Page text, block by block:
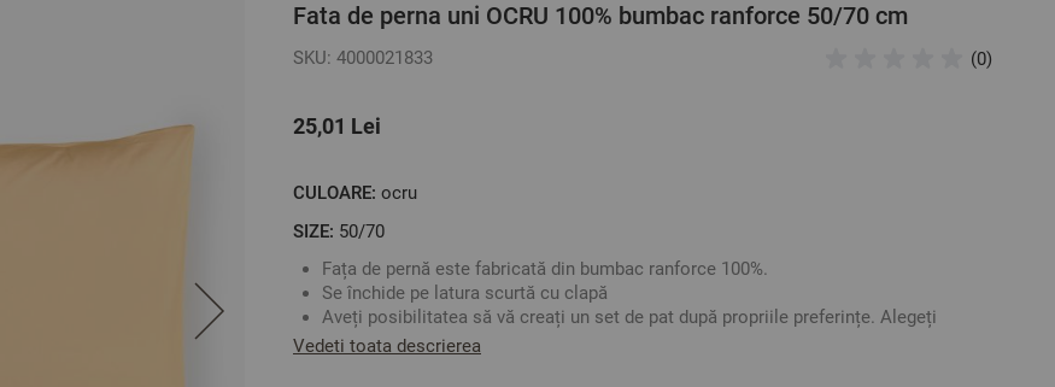
Fata de perna uni OCRU 100% bumbac ranforce 50/70 cm
SKU: 4000021833 (0)
25,01 Lei
CULOARE: ocru
SIZE: 50/70
Fața de pernă este fabricată din bumbac ranforce 100%.
Se închide pe latura scurtă cu clapă
Aveți posibilitatea să vă creați un set de pat după propriile preferințe. Alegeți
lenjeria de pat, cearșaful sau fețele de pernă într-o singură culoare sau combinați
Vedeti toata descrierea